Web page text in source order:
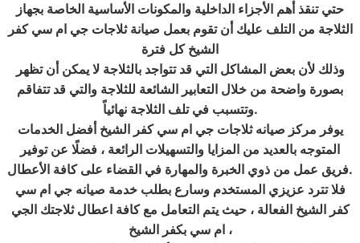
حتي تنقذ أهم الأجزاء الداخلية والمكونات الأساسية الخاصة بجهاز
الثلاجة من التلف عليك أن تقوم بعمل صيانة ثلاجات جي ام سي كفر
الشيخ كل فترة
وذلك لأن بعض المشاكل التي قد تتواجد بالثلاجة لا يمكن أن تظهر
بصورة واضحة من خلال التعابير الشائعة للثلاجة والتي قد تتفاقم
وتتسبب في تلف الثلاجة نهائياً.
يوفر مركز صيانه ثلاجات جي ام سي كفر الشيخ أفضل الخدمات
المتوجه بالعديد من المزايا والتسهيلات الرائعة ، فضلًا عن توفير
فريق عمل من ذوي الخبرة والمهارة في القضاء على كافة الأعطال.
فلا تترد عزيزي المستخدم وسارع بطلب خدمة صيانه جي ام سي
كفر الشيخ الفعالة ، حيث يتم التعامل مع كافة اعطال ثلاجتك الجي
ام سي بكفر الشيخ ،